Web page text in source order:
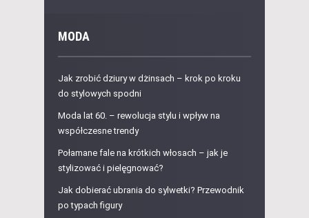
MODA
Jak zrobić dziury w dżinsach – krok po kroku
do stylowych spodni
Moda lat 60. – rewolucja stylu i wpływ na
współczesne trendy
Połamane fale na krótkich włosach – jak je
stylizować i pielęgnować?
Jak dobierać ubrania do sylwetki? Przewodnik
po typach figury